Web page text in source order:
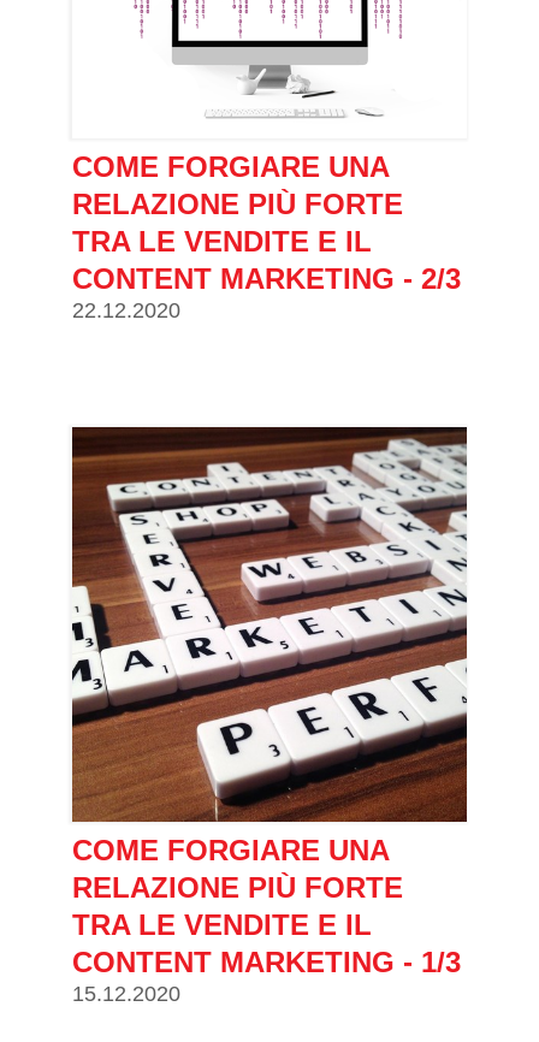
COME FORGIARE UNA
RELAZIONE PIÙ FORTE
TRA LE VENDITE E IL
CONTENT MARKETING - 2/3
22.12.2020
COME FORGIARE UNA
RELAZIONE PIÙ FORTE
TRA LE VENDITE E IL
CONTENT MARKETING - 1/3
15.12.2020